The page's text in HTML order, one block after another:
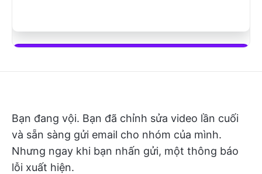
Bạn đang vội. Bạn đã chỉnh sửa video lần cuối
và sẵn sàng gửi email cho nhóm của mình.
Nhưng ngay khi bạn nhấn gửi, một thông báo
lỗi xuất hiện.